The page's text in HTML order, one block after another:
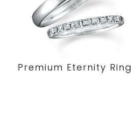
Premium Eternity Ring